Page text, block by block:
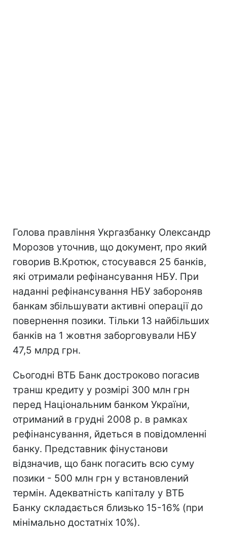
Голова правління Укргазбанку Олександр
Морозов уточнив, що документ, про який
говорив В.Кротюк, стосувався 25 банків,
які отримали рефінансування НБУ. При
наданні рефінансування НБУ забороняв
банкам збільшувати активні операції до
повернення позики. Тільки 13 найбільших
банків на 1 жовтня заборговували НБУ
47,5 млрд грн.
Сьогодні ВТБ Банк достроково погасив
транш кредиту у розмірі 300 млн грн
перед Національним банком України,
отриманий в грудні 2008 р. в рамках
рефінансування, йдеться в повідомленні
банку. Представник фінустанови
відзначив, що банк погасить всю суму
позики - 500 млн грн у встановлений
термін. Адекватність капіталу у ВТБ
Банку складається близько 15-16% (при
мінімально достатніх 10%).